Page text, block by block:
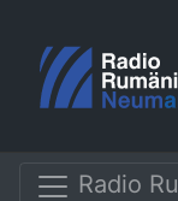
Radio